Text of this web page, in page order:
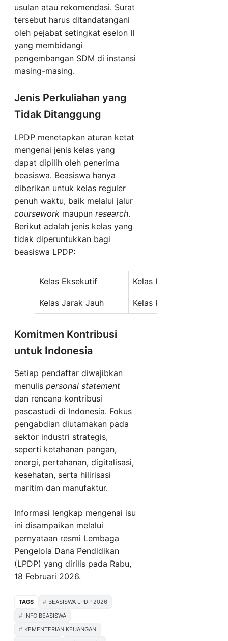
usulan atau rekomendasi. Surat
tersebut harus ditandatangani
oleh pejabat setingkat eselon II
yang membidangi
pengembangan SDM di instansi
masing-masing.
Jenis Perkuliahan yang
Tidak Ditanggung
LPDP menetapkan aturan ketat
mengenai jenis kelas yang
dapat dipilih oleh penerima
beasiswa. Beasiswa hanya
diberikan untuk kelas reguler
penuh waktu, baik melalui jalur
coursework maupun research.
Berikut adalah jenis kelas yang
tidak diperuntukkan bagi
beasiswa LPDP:
Kelas Eksekutif Kelas Karyawan
Kelas Jarak Jauh Kelas Khusus/
Komitmen Kontribusi
untuk Indonesia
Setiap pendaftar diwajibkan
menulis personal statement
dan rencana kontribusi
pascastudi di Indonesia. Fokus
pengabdian diutamakan pada
sektor industri strategis,
seperti ketahanan pangan,
energi, pertahanan, digitalisasi,
kesehatan, serta hilirisasi
maritim dan manufaktur.
Informasi lengkap mengenai isu
ini disampaikan melalui
pernyataan resmi Lembaga
Pengelola Dana Pendidikan
(LPDP) yang dirilis pada Rabu,
18 Februari 2026.
TAGS
BEASISWA LPDP 2026
INFO BEASISWA
KEMENTERIAN KEUANGAN